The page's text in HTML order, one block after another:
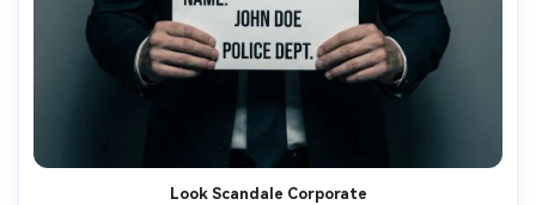
Look Scandale Corporate